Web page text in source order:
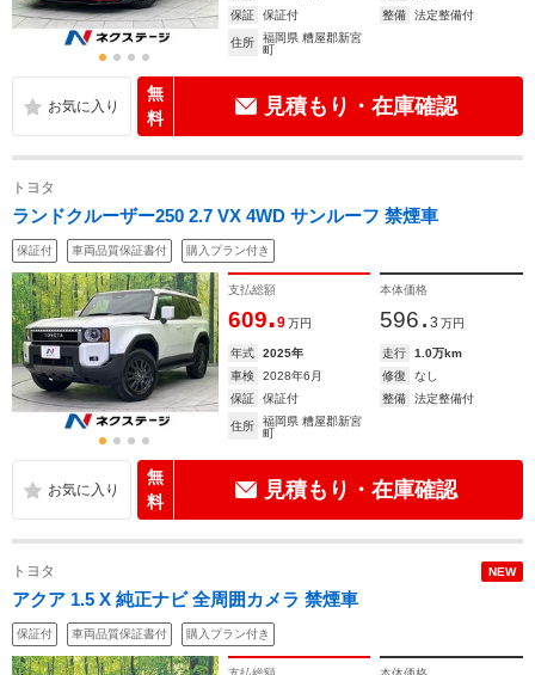
保証
保証付 整備 法定整備付
住所
福岡県 糟屋郡新宮
町
無
料
見積もり・在庫確認
トヨタ
ランドクルーザー250 2.7 VX 4WD サンルーフ 禁煙車
保証付 車両品質保証書付 購入プラン付き
支払総額
609.9 万円
本体価格
596. 3 万円
年式 2025年 走行
1.0万km
車検
2028年6月 修復
なし
保証
保証付 整備 法定整備付
住所
福岡県 糟屋郡新宮
町
無
料
見積もり・在庫確認
NEW
トヨタ
アクア 1.5 X 純正ナビ 全周囲カメラ 禁煙車
保証付 車両品質保証書付 購入プラン付き